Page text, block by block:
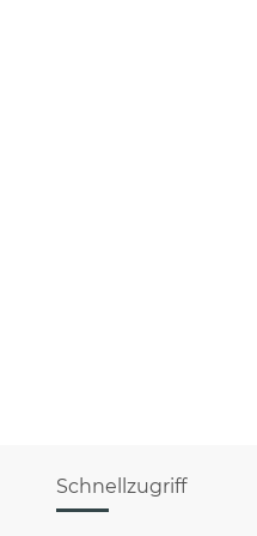
Schnellzugriff